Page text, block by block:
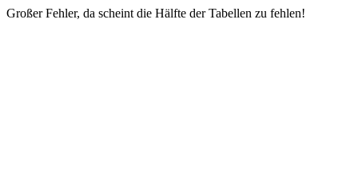
Großer Fehler, da scheint die Hälfte der Tabellen zu fehlen!